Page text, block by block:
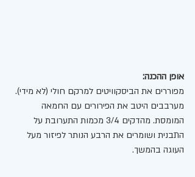
אופן ההכנה:
מפוררים את הביסקוויטים למרקם חולי (לא מידי).
מערבבים היטב את הפירורים עם החמאה
המומסת. מהדקים 3/4 מכמות התערובת על
התבנית ושומרים את הרבע הנותר לפיזור מעל
העוגה בהמשך.